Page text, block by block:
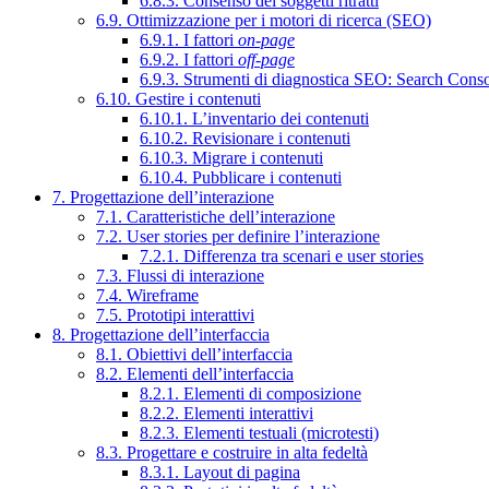
6.9. Ottimizzazione per i motori di ricerca (SEO)
6.9.1. I fattori on-page
6.9.2. I fattori off-page
6.9.3. Strumenti di diagnostica SEO: Search
6.10. Gestire i contenuti
6.10.1. L’inventario dei contenuti
6.10.2. Revisionare i contenuti
6.10.3. Migrare i contenuti
6.10.4. Pubblicare i contenuti
7. Progettazione dell’interazione
7.1. Caratteristiche dell’interazione
7.2. User stories per definire l’interazione
7.2.1. Differenza tra scenari e user stories
7.3. Flussi di interazione
7.4. Wireframe
7.5. Prototipi interattivi
8. Progettazione dell’interfaccia
8.1. Obiettivi dell’interfaccia
8.2. Elementi dell’interfaccia
8.2.1. Elementi di composizione
8.2.2. Elementi interattivi
8.2.3. Elementi testuali (microtesti)
8.3. Progettare e costruire in alta fedeltà
8.3.1. Layout di pagina